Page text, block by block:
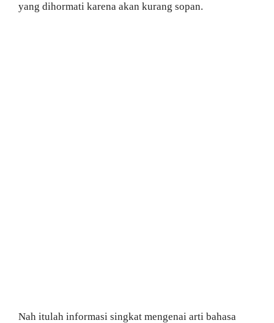
yang dihormati karena akan kurang sopan.
Nah itulah informasi singkat mengenai arti bahasa